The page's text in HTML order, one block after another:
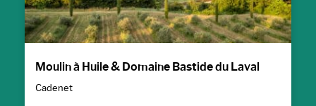
Moulin à Huile & Domaine Bastide du Laval
Cadenet